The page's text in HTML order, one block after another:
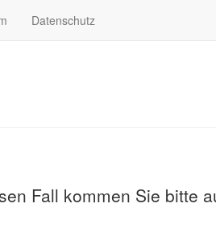
Datenschutz
Fall kommen Sie bitte